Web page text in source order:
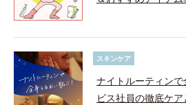
スキンケア
ナイトルーティン
ビス社員の徹底ケア